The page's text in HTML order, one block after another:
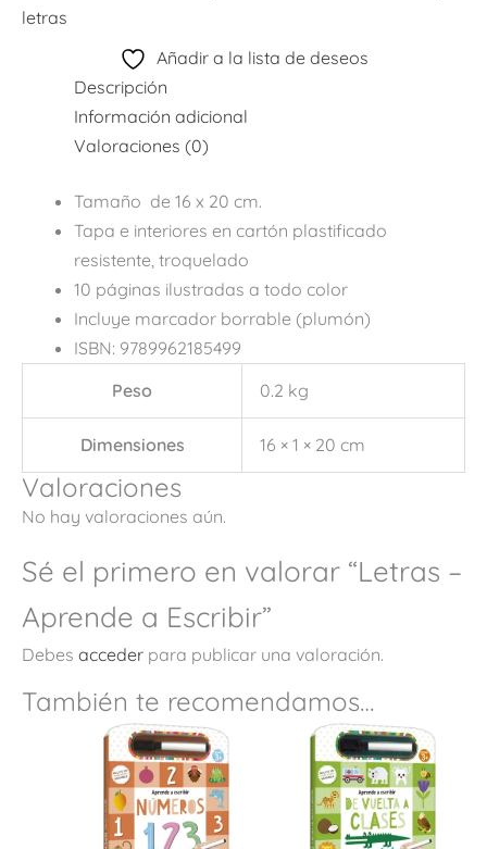
letras
Añadir a la lista de deseos
Descripción
Información adicional
Valoraciones (0)
Tamaño de 16 x 20 cm.
Tapa e interiores en cartón plastificado
resistente, troquelado
10 páginas ilustradas a todo color
Incluye marcador borrable (plumón)
ISBN: 9789962185499
Peso
0.2 kg
Dimensiones 16 × 1 × 20 cm
Valoraciones
No hay valoraciones aún.
Sé el primero en valorar “Letras –
Aprende a Escribir”
Debes acceder para publicar una valoración.
También te recomendamos…